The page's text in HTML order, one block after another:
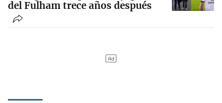
del Fulham trece años después